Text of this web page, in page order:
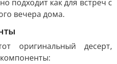
подходит как для встреч с
вечера дома.
оригинальный десерт,